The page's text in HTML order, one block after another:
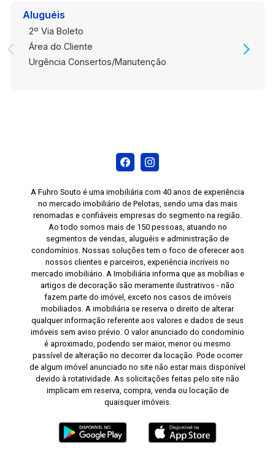
Aluguéis
2º Via Boleto
Área do Cliente
Urgência Consertos/Manutenção
A Fuhro Souto é uma imobiliária com 40 anos de experiência
no mercado imobiliário de Pelotas, sendo uma das mais
renomadas e confiáveis empresas do segmento na região.
Ao todo somos mais de 150 pessoas, atuando no
segmentos de vendas, aluguéis e administração de
condomínios. Nossas soluções tem o foco de oferecer aos
nossos clientes e parceiros, experiência incríveis no
mercado imobiliário. A Imobiliária informa que as mobílias e
artigos de decoração são meramente ilustrativos - não
fazem parte do imóvel, exceto nos casos de imóveis
mobiliados. A imobiliária se reserva o direito de alterar
qualquer informação referente aos valores e dados de seus
imóveis sem aviso prévio. O valor anunciado do condomínio
é aproximado, podendo ser maior, menor ou mesmo
passível de alteração no decorrer da locação. Pode ocorrer
de algum imóvel anunciado no site não estar mais disponível
devido à rotatividade. As solicitações feitas pelo site não
implicam em reserva, compra, venda ou locação de
quaisquer imóveis.